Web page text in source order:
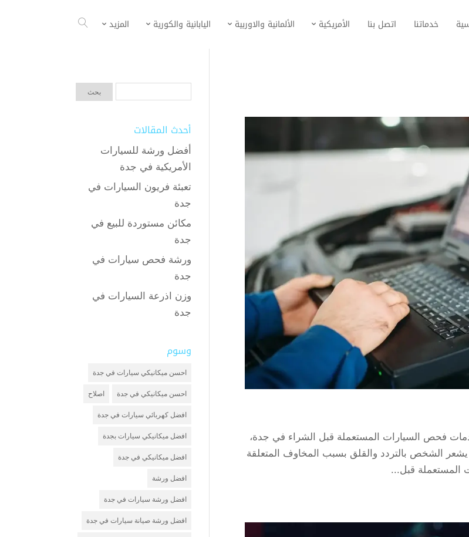
خدماتنا اتصل بنا الأمريكية الألمانية والاوربية اليابانية والكورية المزيد
فحص السيارات المستعملة قبل الشراء في جدة،
الشخص بالتردد والقلق بسبب المخاوف المتعلقة
المستعملة قبل...
أحدث المقالات
أفضل ورشة للسيارات
الأمريكية في جدة
تعبئة فريون السيارات في
جدة
مكائن مستوردة للبيع في
جدة
ورشة فحص سيارات في
جدة
وزن اذرعة السيارات في
جدة
وسوم
احسن ميكانيكي سيارات في جدة
احسن ميكانيكي في جدة اصلاح
افضل كهربائي سيارات في جدة
افضل ميكانيكي سيارات بجدة
افضل ميكانيكي في جدة
افضل ورشة
افضل ورشة سيارات في جدة
افضل ورشة صيانة سيارات في جدة